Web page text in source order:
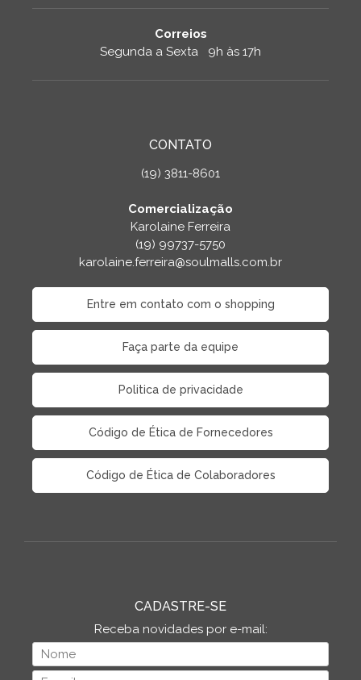
Correios
Segunda a Sexta 9h às 17h
CONTATO
(19) 3811-8601
Comercialização
Karolaine Ferreira
(19) 99737-5750
karolaine.ferreira@soulmalls.com.br
Entre em contato com o shopping
Faça parte da equipe
Politica de privacidade
Código de Ética de Fornecedores
Código de Ética de Colaboradores
CADASTRE-SE
Receba novidades por e-mail: